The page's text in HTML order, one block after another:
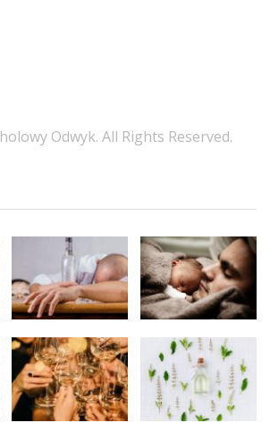
Odwyk. All Rights Reserved.